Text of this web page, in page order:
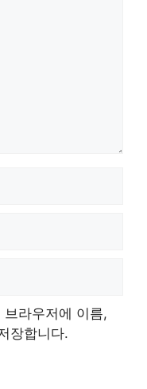
라우저에 이름,
장합니다.